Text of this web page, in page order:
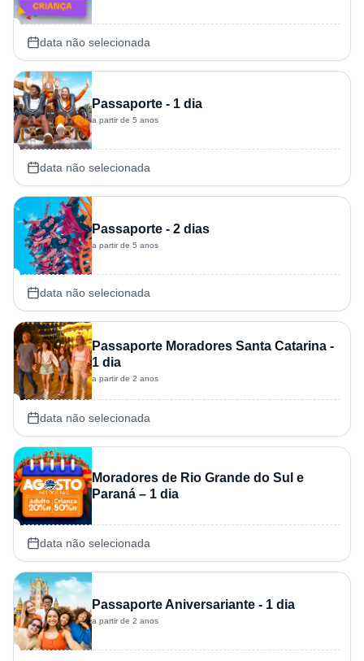
data não selecionada
Passaporte - 1 dia
a partir de 5 anos
data não selecionada
Passaporte - 2 dias
a partir de 5 anos
data não selecionada
Passaporte Moradores Santa Catarina -
1 dia
a partir de 2 anos
data não selecionada
Moradores de Rio Grande do Sul e
Paraná – 1 dia
data não selecionada
Passaporte Aniversariante - 1 dia
a partir de 2 anos